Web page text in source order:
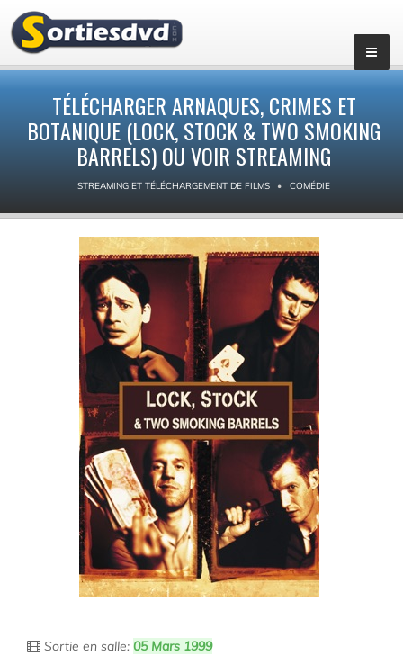
TÉLÉCHARGER ARNAQUES, CRIMES ET
BOTANIQUE (LOCK, STOCK & TWO SMOKING
BARRELS) OU VOIR STREAMING
STREAMING ET TÉLÉCHARGEMENT DE FILMS COMÉDIE
Sortie en salle: 05 Mars 1999